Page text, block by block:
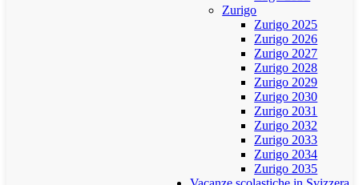
Zurigo
Zurigo 2025
Zurigo 2026
Zurigo 2027
Zurigo 2028
Zurigo 2029
Zurigo 2030
Zurigo 2031
Zurigo 2032
Zurigo 2033
Zurigo 2034
Zurigo 2035